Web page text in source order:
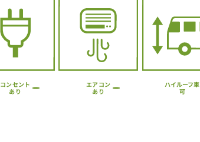
コンセント
あり
エアコン
あり
ハイルーフ車
可